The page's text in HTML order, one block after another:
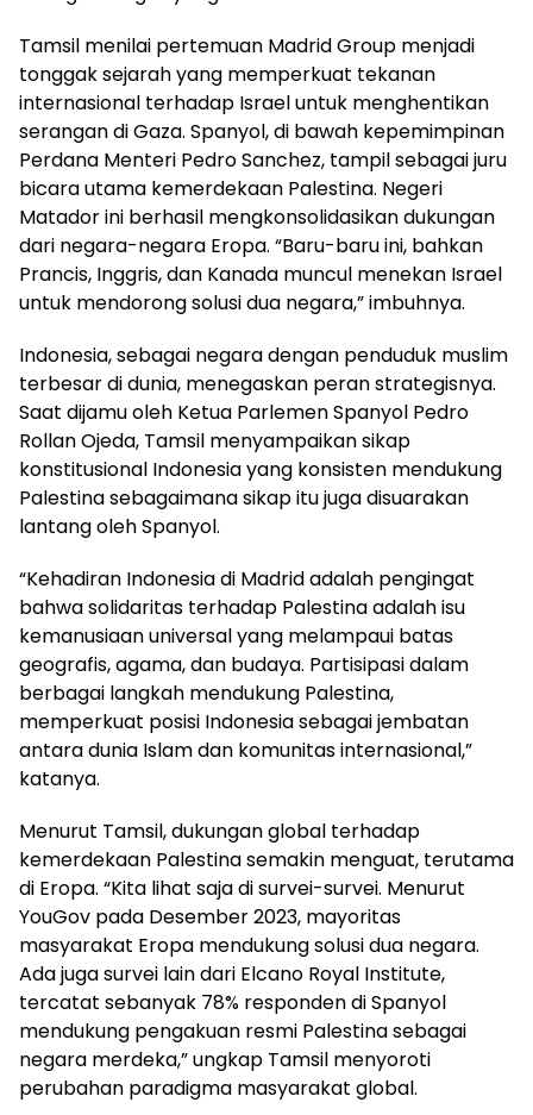
Tamsil menilai pertemuan Madrid Group menjadi
tonggak sejarah yang memperkuat tekanan
internasional terhadap Israel untuk menghentikan
serangan di Gaza. Spanyol, di bawah kepemimpinan
Perdana Menteri Pedro Sanchez, tampil sebagai juru
bicara utama kemerdekaan Palestina. Negeri
Matador ini berhasil mengkonsolidasikan dukungan
dari negara-negara Eropa. “Baru-baru ini, bahkan
Prancis, Inggris, dan Kanada muncul menekan Israel
untuk mendorong solusi dua negara,” imbuhnya.
Indonesia, sebagai negara dengan penduduk muslim
terbesar di dunia, menegaskan peran strategisnya.
Saat dijamu oleh Ketua Parlemen Spanyol Pedro
Rollan Ojeda, Tamsil menyampaikan sikap
konstitusional Indonesia yang konsisten mendukung
Palestina sebagaimana sikap itu juga disuarakan
lantang oleh Spanyol.
“Kehadiran Indonesia di Madrid adalah pengingat
bahwa solidaritas terhadap Palestina adalah isu
kemanusiaan universal yang melampaui batas
geografis, agama, dan budaya. Partisipasi dalam
berbagai langkah mendukung Palestina,
memperkuat posisi Indonesia sebagai jembatan
antara dunia Islam dan komunitas internasional,”
katanya.
Menurut Tamsil, dukungan global terhadap
kemerdekaan Palestina semakin menguat, terutama
di Eropa. “Kita lihat saja di survei-survei. Menurut
YouGov pada Desember 2023, mayoritas
masyarakat Eropa mendukung solusi dua negara.
Ada juga survei lain dari Elcano Royal Institute,
tercatat sebanyak 78% responden di Spanyol
mendukung pengakuan resmi Palestina sebagai
negara merdeka,” ungkap Tamsil menyoroti
perubahan paradigma masyarakat global.